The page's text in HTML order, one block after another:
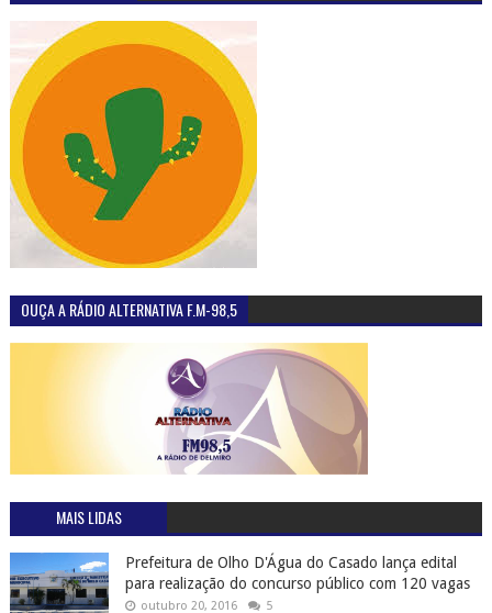
OUÇA A RÁDIO ALTERNATIVA F.M-98,5
MAIS LIDAS
Prefeitura de Olho D'Água do Casado lança edital
para realização do concurso público com 120 vagas
outubro 20, 2016 5